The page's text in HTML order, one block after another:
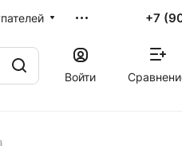
+7
Войти